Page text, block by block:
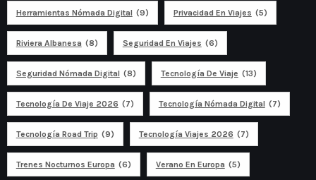
Herramientas Nómada Digital (9) Privacidad En Viajes (5)
Riviera Albanesa (8) Seguridad En Viajes (6)
Seguridad Nómada Digital (8) Tecnología De Viaje (13)
Tecnología De Viaje 2026 (7) Tecnología Nómada Digital (7)
Tecnología Road Trip (9) Tecnología Viajes 2026 (7)
Trenes Nocturnos Europa (6) Verano En Europa (5)